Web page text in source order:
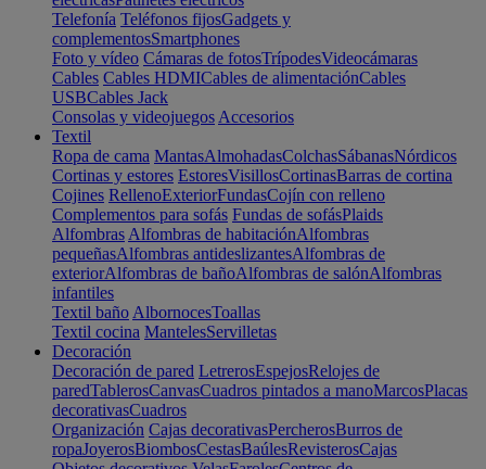
Telefonía Teléfonos fijosGadgets y
complementosSmartphones
Foto y vídeo Cámaras de fotosTrípodesVideocámaras
Cables Cables HDMICables de alimentaciónCables
USBCables Jack
Consolas y videojuegos Accesorios
Textil
Ropa de cama MantasAlmohadasColchasSábanasNórdicos
Cortinas y estores EstoresVisillosCortinasBarras de cortina
Cojines RellenoExteriorFundasCojín con relleno
Complementos para sofás Fundas de sofásPlaids
Alfombras Alfombras de habitaciónAlfombras
pequeñasAlfombras antideslizantesAlfombras de
exteriorAlfombras de bañoAlfombras de salónAlfombras
infantiles
Textil baño AlbornocesToallas
Textil cocina MantelesServilletas
Decoración
Decoración de pared LetrerosEspejosRelojes de
paredTablerosCanvasCuadros pintados a manoMarcosPlacas
decorativasCuadros
Organización Cajas decorativasPercherosBurros de
ropaJoyerosBiombosCestasBaúlesRevisterosCajas